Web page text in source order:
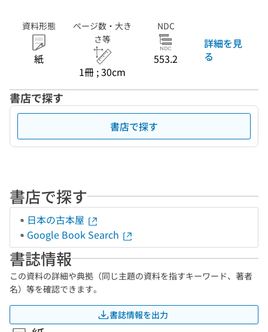
資料形態
紙
ページ数・大き
さ等
1冊 ; 30cm
NDC
553.2
詳細を見
る
書店で探す
書店で探す
書店で探す
日本の古本屋
Google Book Search
書誌情報
この資料の詳細や典拠（同じ主題の資料を指すキーワード、著者
名）等を確認できます。
書誌情報を出力